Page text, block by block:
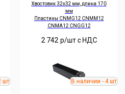
Хвостовик 32х32 мм, длина 170
мм
Пластины CNMG12 CNMM12
CNMA12 CNGG12
2 742 р/шт c НДС